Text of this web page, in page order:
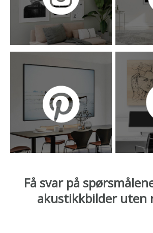
Få svar på
akustikkbilder uten